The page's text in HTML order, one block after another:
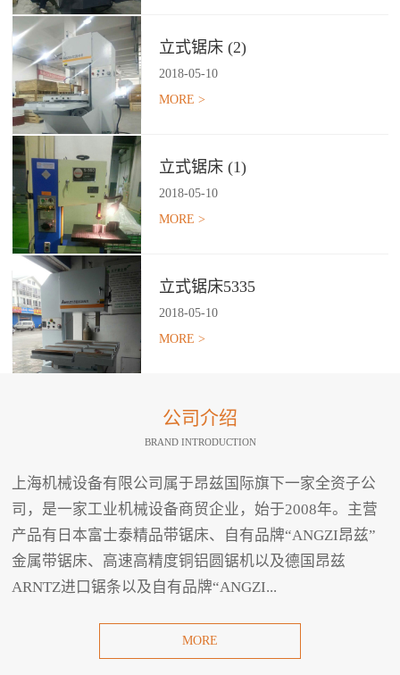
立式锯床 (2)
2018-05-10
MORE >
立式锯床 (1)
2018-05-10
MORE >
立式锯床5335
2018-05-10
MORE >
公司介绍
BRAND INTRODUCTION
上海机械设备有限公司属于昂兹国际旗下一家全资子公
司，是一家工业机械设备商贸企业，始于2008年。主营
产品有日本富士泰精品带锯床、自有品牌“ANGZI昂兹”
金属带锯床、高速高精度铜铝圆锯机以及德国昂兹
ARNTZ进口锯条以及自有品牌“ANGZI...
MORE